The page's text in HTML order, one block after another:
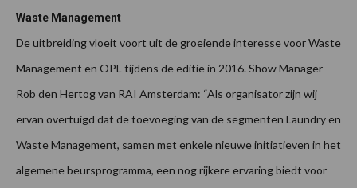
Waste Management
De uitbreiding vloeit voort uit de groeiende interesse voor Waste
Management en OPL tijdens de editie in 2016. Show Manager
Rob den Hertog van RAI Amsterdam: “Als organisator zijn wij
ervan overtuigd dat de toevoeging van de segmenten Laundry en
Waste Management, samen met enkele nieuwe initiatieven in het
algemene beursprogramma, een nog rijkere ervaring biedt voor